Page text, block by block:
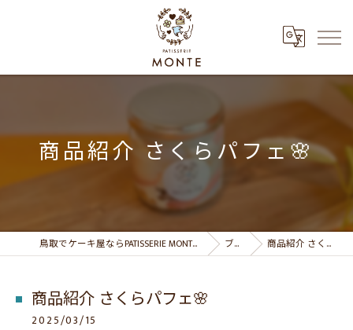
商品紹介 さくらパフェ🌸
鳥取でケーキ屋ならPATISSERIE MONTE パティスリーモンテ ブログ 商品紹介 さくらパフェ🌸
商品紹介 さくらパフェ🌸
2025/03/15